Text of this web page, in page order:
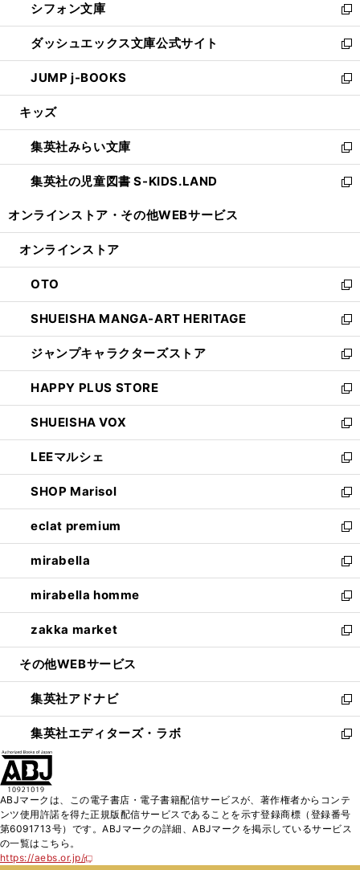
く
で
開
く
ィ
ン
ド
ウ
で
開
い
ウ
ィ
ン
ド
ウ
開
く
シフォン文庫
新
し
い
ウ
ィ
ン
ウ
で
開
く
ダッシュエックス文庫公式サイト
新
し
い
ウ
ン
ド
ウ
で
JUMP j-BOOKS
新
し
ウ
ィ
ン
ド
開
キッズ
集英社みらい文庫
新
し
い
ン
ウ
で
開
く
集英社の児童図書 S-KIDS.LAND
新
ウ
ン
ド
ウ
で
開
く
オンラインストア・ その他WEBサービス
オンラインストア
OTO
新
し
い
ウ
ィ
ン
ド
ウ
で
開
く
SHUEISHA MANGA-ART HERITAGE
新
し
い
ウ
ィ
ン
ド
ウ
で
開
く
ジャンプキャラクターズストア
新
し
い
ウ
ィ
ン
ド
ウ
で
開
く
HAPPY PLUS STORE
新
し
い
ウ
ィ
ン
ド
ウ
で
開
く
SHUEISHA VOX
新
し
い
ウ
ィ
ン
ド
ウ
で
開
く
LEEマルシェ
新
し
い
ウ
ィ
ン
ド
ウ
で
開
く
SHOP Marisol
新
し
い
ウ
ィ
ン
ド
ウ
で
開
eclat premium
新
し
い
ウ
ィ
ン
ド
ウ
開
く
mirabella
新
し
い
ウ
ィ
ン
ウ
で
開
く
mirabella homme
新
し
い
ウ
ン
ド
ウ
で
zakka market
新
し
ウ
ィ
ン
ド
く
その他WEBサービス
集英社アドナビ
新
し
い
ド
ウ
で
集英社エディターズ・ラボ
新
ィ
ン
ABJマークは、この電子書店・電子書籍配信サービスが、著作権者からコンテ
ンツ使用許諾を得た正規版配信サービスであることを示す登録商標（登録番号
第6091713号）です。ABJマークの詳細、ABJマークを掲示しているサービス
の一覧はこちら。
https://aebs.or.jp/
新